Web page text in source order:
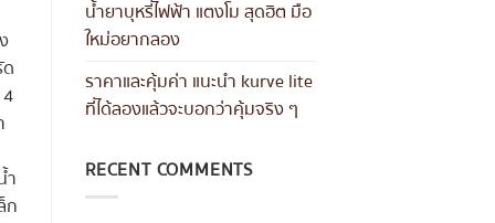
ำ
ก
น้ำยาบุหรี่ไฟฟ้า แตงโม สุดฮิต มือ
ใหม่อยากลอง
ราคาและคุ้มค่า แนะนำ kurve lite
ที่ได้ลองแล้วจะบอกว่าคุ้มจริง ๆ
RECENT COMMENTS